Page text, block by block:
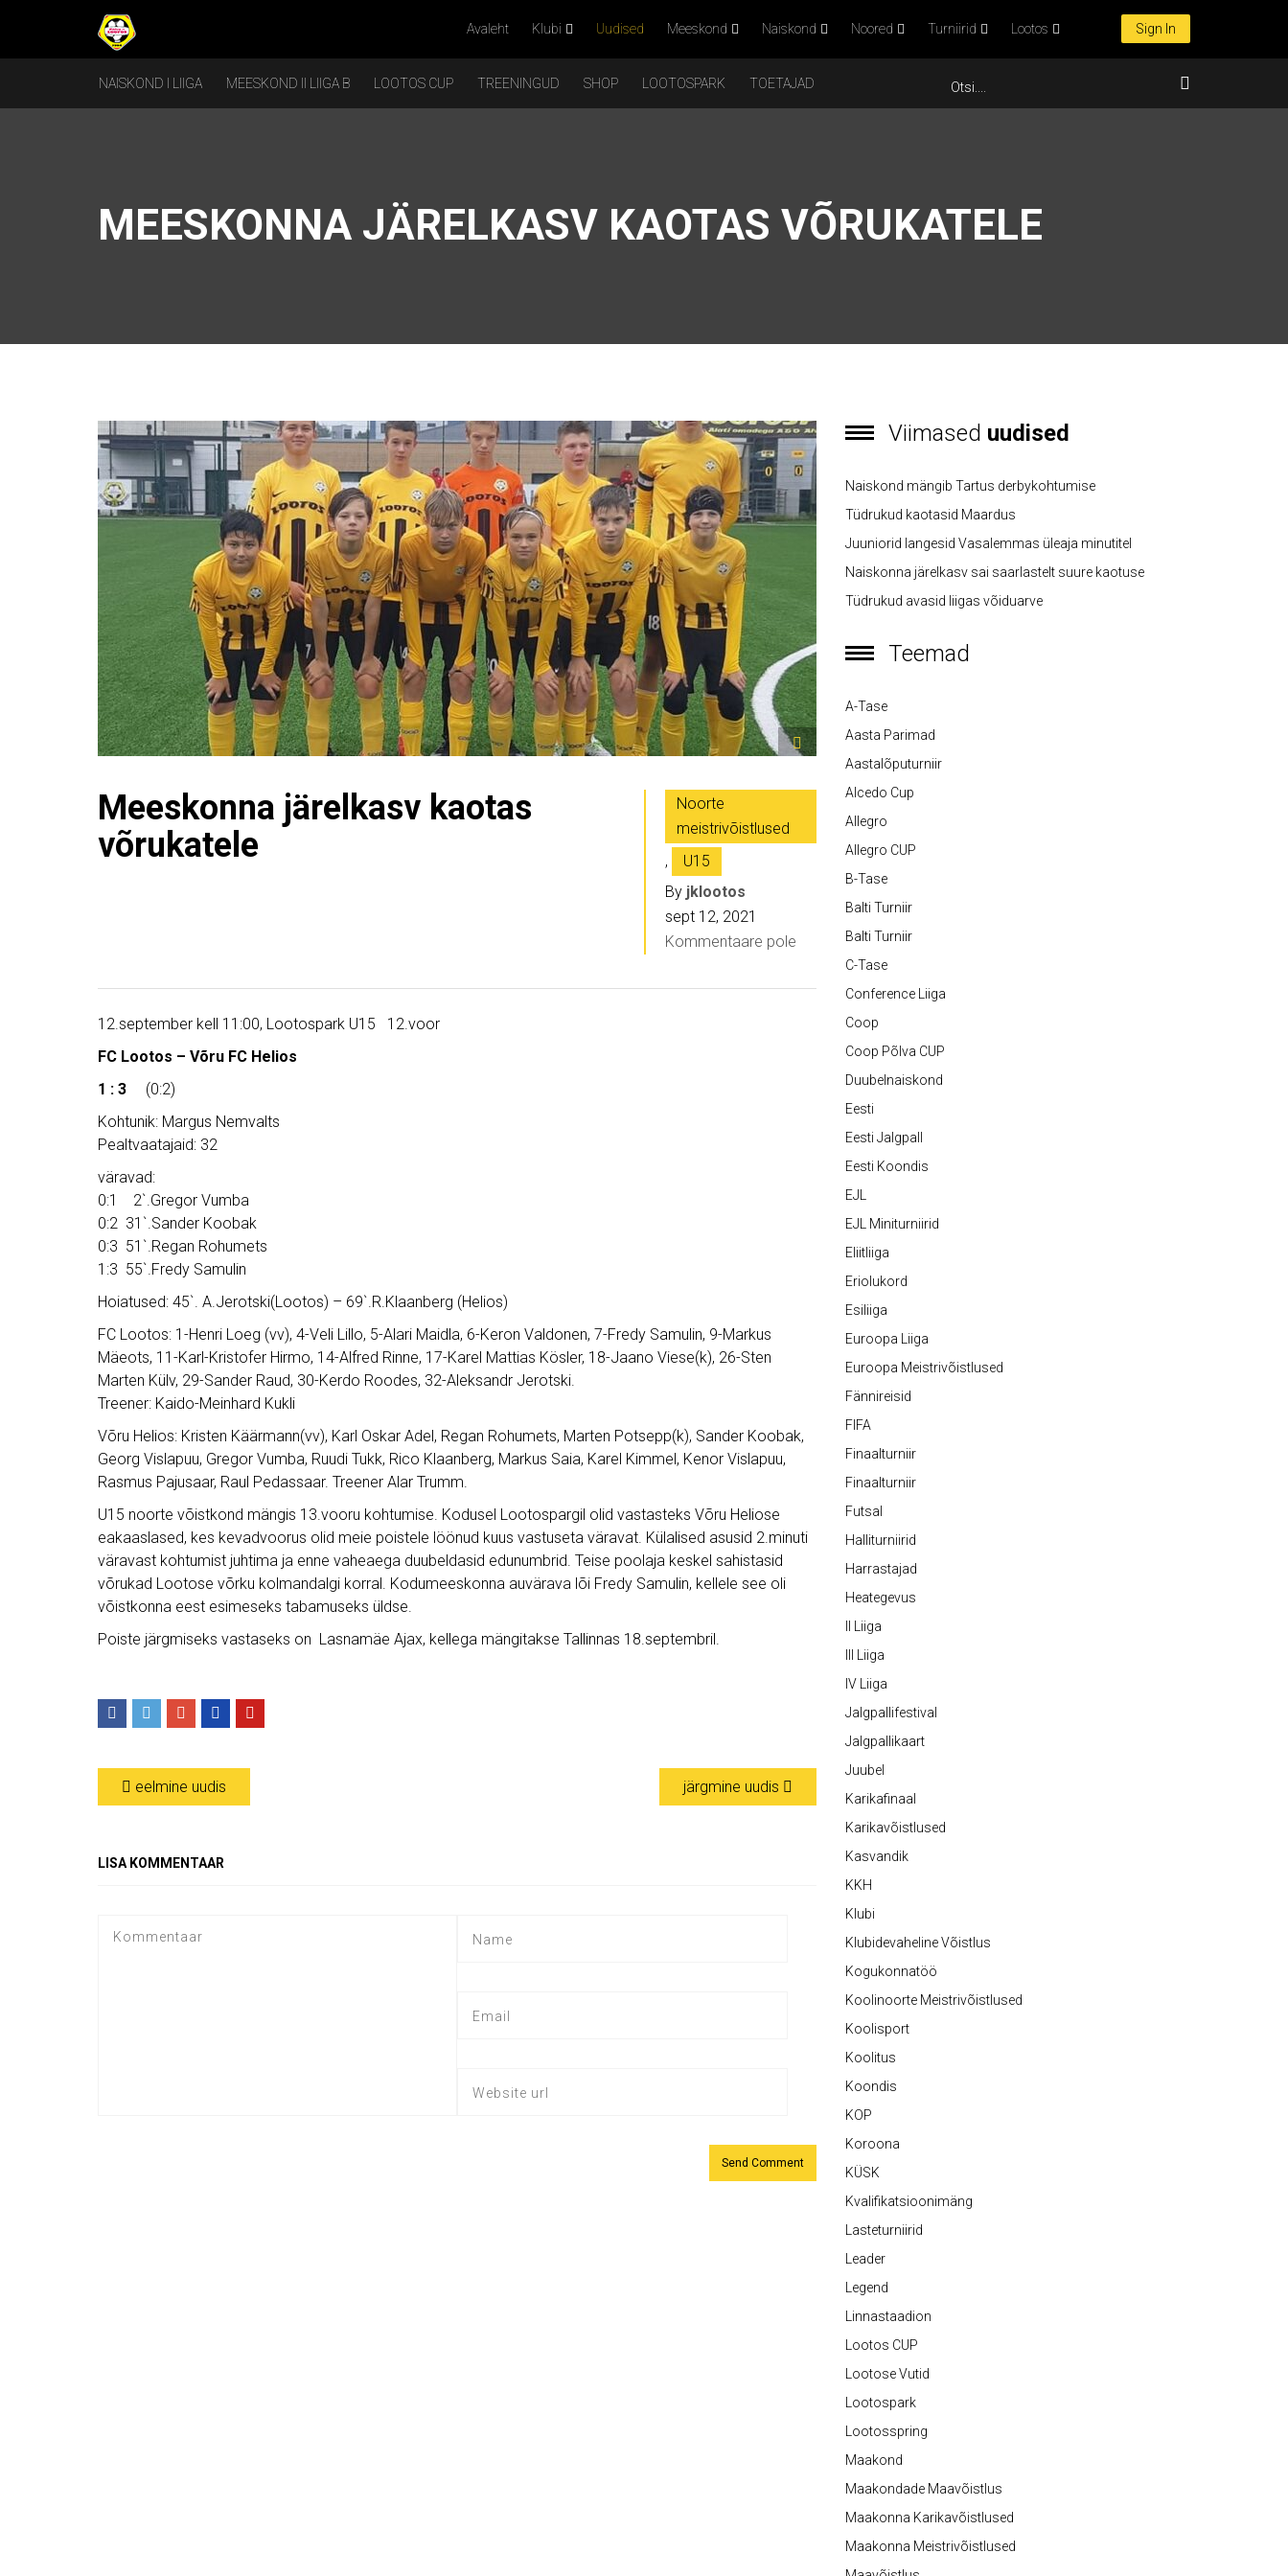
Avaleht Klubi Uudised Meeskond Naiskond Noored Turniirid Lootos Sign In
NAISKOND I LIIGA MEESKOND II LIIGA B LOOTOS CUP TREENINGUD SHOP LOOTOSPARK TOETAJAD
MEESKONNA JÄRELKASV KAOTAS VÕRUKATELE
Meeskonna järelkasv kaotas
võrukatele
Noorte
meistrivõistlused
,
U15
By jklootos
sept 12, 2021
Kommentaare pole
12.september kell 11:00, Lootospark U15 12.voor
FC Lootos – Võru FC Helios
1 : 3
(0:2)
Kohtunik: Margus Nemvalts
Pealtvaatajaid: 32
väravad:
0:1 2`.Gregor Vumba
0:2 31`.Sander Koobak
0:3 51`.Regan Rohumets
1:3 55`.Fredy Samulin
Hoiatused: 45`. A.Jerotski(Lootos) – 69`.R.Klaanberg (Helios)
FC Lootos: 1-Henri Loeg (vv), 4-Veli Lillo, 5-Alari Maidla, 6-Keron Valdonen, 7-Fredy Samulin, 9-Markus
Mäeots, 11-Karl-Kristofer Hirmo, 14-Alfred Rinne, 17-Karel Mattias Kösler, 18-Jaano Viese(k), 26-Sten
Marten Külv, 29-Sander Raud, 30-Kerdo Roodes, 32-Aleksandr Jerotski.
Treener: Kaido-Meinhard Kukli
Võru Helios: Kristen Käärmann(vv), Karl Oskar Adel, Regan Rohumets, Marten Potsepp(k), Sander Koobak,
Georg Vislapuu, Gregor Vumba, Ruudi Tukk, Rico Klaanberg, Markus Saia, Karel Kimmel, Kenor Vislapuu,
Rasmus Pajusaar, Raul Pedassaar. Treener Alar Trumm.
U15 noorte võistkond mängis 13.vooru kohtumise. Kodusel Lootospargil olid vastasteks Võru Heliose
eakaaslased, kes kevadvoorus olid meie poistele löönud kuus vastuseta väravat. Külalised asusid 2.minuti
väravast kohtumist juhtima ja enne vaheaega duubeldasid edunumbrid. Teise poolaja keskel sahistasid
võrukad Lootose võrku kolmandalgi korral. Kodumeeskonna auvärava lõi Fredy Samulin, kellele see oli
võistkonna eest esimeseks tabamuseks üldse.
Poiste järgmiseks vastaseks on Lasnamäe Ajax, kellega mängitakse Tallinnas 18.septembril.
eelmine uudis järgmine uudis
LISA KOMMENTAAR
Viimased uudised
Naiskond mängib Tartus derbykohtumise
Tüdrukud kaotasid Maardus
Juuniorid langesid Vasalemmas üleaja minutitel
Naiskonna järelkasv sai saarlastelt suure kaotuse
Tüdrukud avasid liigas võiduarve
Teemad
A-Tase
Aasta Parimad
Aastalõputurniir
Alcedo Cup
Allegro
Allegro CUP
B-Tase
Balti Turniir
Balti Turniir
C-Tase
Conference Liiga
Coop
Coop Põlva CUP
Duubelnaiskond
Eesti
Eesti Jalgpall
Eesti Koondis
EJL
EJL Miniturniirid
Eliitliiga
Eriolukord
Esiliiga
Euroopa Liiga
Euroopa Meistrivõistlused
Fännireisid
FIFA
Finaalturniir
Finaalturniir
Futsal
Halliturniirid
Harrastajad
Heategevus
II Liiga
III Liiga
IV Liiga
Jalgpallifestival
Jalgpallikaart
Juubel
Karikafinaal
Karikavõistlused
Kasvandik
KKH
Klubi
Klubidevaheline Võistlus
Kogukonnatöö
Koolinoorte Meistrivõistlused
Koolisport
Koolitus
Koondis
KOP
Koroona
KÜSK
Kvalifikatsioonimäng
Lasteturniirid
Leader
Legend
Linnastaadion
Lootos CUP
Lootose Vutid
Lootospark
Lootosspring
Maakond
Maakondade Maavõistlus
Maakonna Karikavõistlused
Maakonna Meistrivõistlused